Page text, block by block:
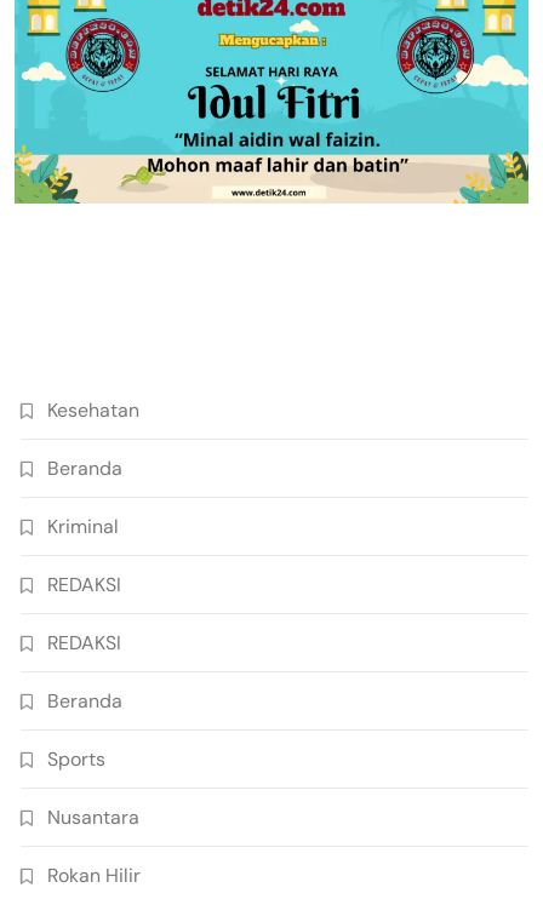
Kesehatan
Beranda
Kriminal
REDAKSI
REDAKSI
Beranda
Sports
Nusantara
Rokan Hilir